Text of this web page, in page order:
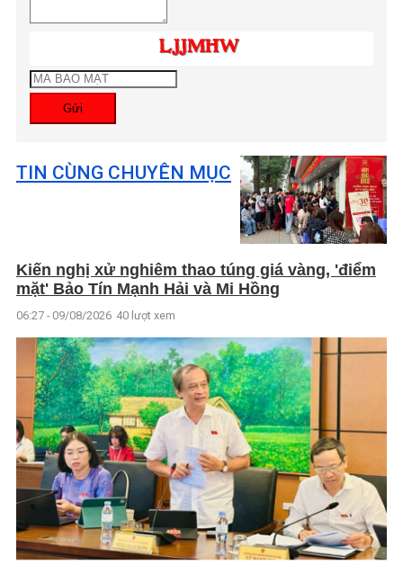
Gửi
TIN CÙNG CHUYÊN MỤC
Kiến nghị xử nghiêm thao túng giá vàng, 'điểm
mặt' Bảo Tín Mạnh Hải và Mi Hồng
06:27 - 09/08/2026 40 lượt xem